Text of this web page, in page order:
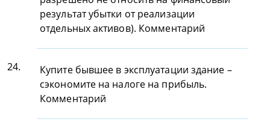
результат убытки от реализации
отдельных активов). Комментарий
24.
Купите бывшее в эксплуатации здание –
сэкономите на налоге на прибыль.
Комментарий